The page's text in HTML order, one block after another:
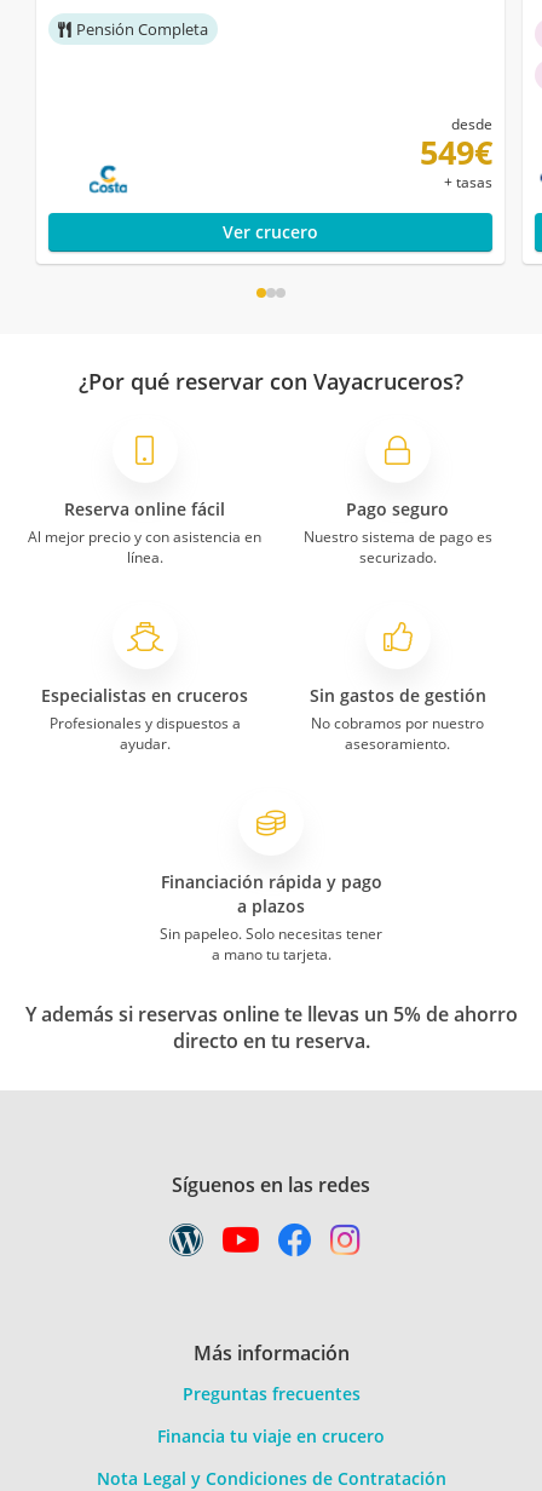
Pensión Completa
desde
549€
+ tasas
Ver crucero
¿Por qué reservar con Vayacruceros?
Reserva online fácil
Al mejor precio y con asistencia en
línea.
Pago seguro
Nuestro sistema de pago es
securizado.
Especialistas en cruceros
Profesionales y dispuestos a
ayudar.
Sin gastos de gestión
No cobramos por nuestro
asesoramiento.
Financiación rápida y pago
a plazos
Sin papeleo. Solo necesitas tener
a mano tu tarjeta.
Y además si reservas online te llevas un 5% de ahorro
directo en tu reserva.
Síguenos en las redes
Más información
Preguntas frecuentes
Financia tu viaje en crucero
Nota Legal y Condiciones de Contratación